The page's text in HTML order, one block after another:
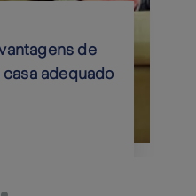
de
adequado